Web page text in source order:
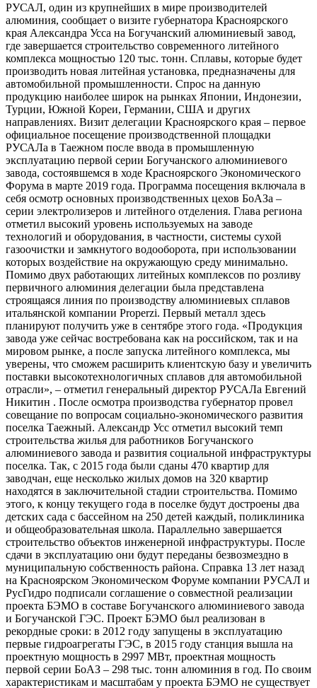
РУСАЛ, один из крупнейших в мире производителей
алюминия, сообщает о визите губернатора Красноярского
края Александра Усса на Богучанский алюминиевый завод,
где завершается строительство современного литейного
комплекса мощностью 120 тыс. тонн. Сплавы, которые будет
производить новая литейная установка, предназначены для
автомобильной промышленности. Спрос на данную
продукцию наиболее широк на рынках Японии, Индонезии,
Турции, Южной Кореи, Германии, США и других
направлениях. Визит делегации Красноярского края – первое
официальное посещение производственной площадки
РУСАЛа в Таежном после ввода в промышленную
эксплуатацию первой серии Богучанского алюминиевого
завода, состоявшемся в ходе Красноярского Экономического
Форума в марте 2019 года. Программа посещения включала в
себя осмотр основных производственных цехов БоАЗа –
серии электролизеров и литейного отделения. Глава региона
отметил высокий уровень используемых на заводе
технологий и оборудования, в частности, системы сухой
газоочистки и замкнутого водооборота, при использовании
которых воздействие на окружающую среду минимально.
Помимо двух работающих литейных комплексов по розливу
первичного алюминия делегации была представлена
строящаяся линия по производству алюминиевых сплавов
итальянской компании Properzi. Первый металл здесь
планируют получить уже в сентябре этого года. «Продукция
завода уже сейчас востребована как на российском, так и на
мировом рынке, а после запуска литейного комплекса, мы
уверены, что сможем расширить клиентскую базу и увеличить
поставки высокотехнологичных сплавов для автомобильной
отрасли», – отметил генеральный директор РУСАЛа Евгений
Никитин . После осмотра производства губернатор провел
совещание по вопросам социально-экономического развития
поселка Таежный. Александр Усс отметил высокий темп
строительства жилья для работников Богучанского
алюминиевого завода и развития социальной инфраструктуры
поселка. Так, с 2015 года были сданы 470 квартир для
заводчан, еще несколько жилых домов на 320 квартир
находятся в заключительной стадии строительства. Помимо
этого, к концу текущего года в поселке будут достроены два
детских сада с бассейном на 250 детей каждый, поликлиника
и общеобразовательная школа. Параллельно завершается
строительство объектов инженерной инфраструктуры. После
сдачи в эксплуатацию они будут переданы безвозмездно в
муниципальную собственность района. Справка 13 лет назад
на Красноярском Экономическом Форуме компании РУСАЛ и
РусГидро подписали соглашение о совместной реализации
проекта БЭМО в составе Богучанского алюминиевого завода
и Богучанской ГЭС. Проект БЭМО был реализован в
рекордные сроки: в 2012 году запущены в эксплуатацию
первые гидроагрегаты ГЭС, в 2015 году станция вышла на
проектную мощность в 2997 МВт, проектная мощность
первой серии БоАЗ – 298 тыс. тонн алюминия в год. По своим
характеристикам и масштабам у проекта БЭМО не существует